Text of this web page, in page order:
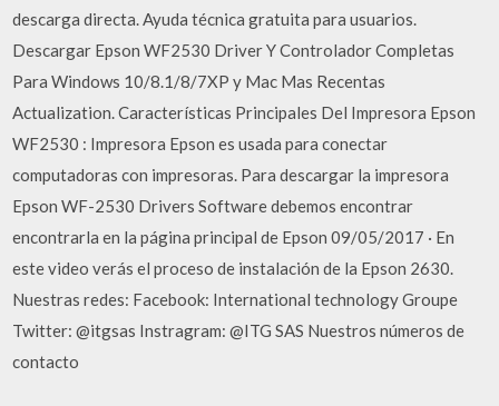
descarga directa. Ayuda técnica gratuita para usuarios.
Descargar Epson WF2530 Driver Y Controlador Completas
Para Windows 10/8.1/8/7XP y Mac Mas Recentas
Actualization. Características Principales Del Impresora Epson
WF2530 : Impresora Epson es usada para conectar
computadoras con impresoras. Para descargar la impresora
Epson WF-2530 Drivers Software debemos encontrar
encontrarla en la página principal de Epson 09/05/2017 · En
este video verás el proceso de instalación de la Epson 2630.
Nuestras redes: Facebook: International technology Groupe
Twitter: @itgsas Instragram: @ITG SAS Nuestros números de
contacto